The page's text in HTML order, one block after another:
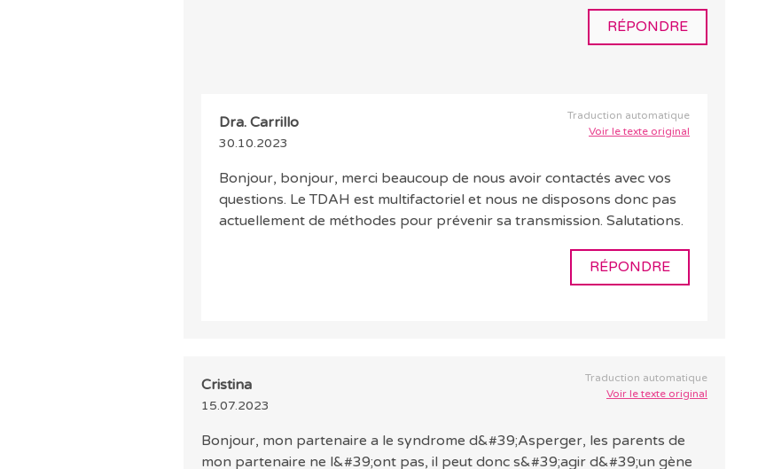
RÉPONDRE
Traduction automatique
Voir le texte original
Dra. Carrillo
30.10.2023
Bonjour, bonjour, merci beaucoup de nous avoir contactés avec vos
questions. Le TDAH est multifactoriel et nous ne disposons donc pas
actuellement de méthodes pour prévenir sa transmission. Salutations.
RÉPONDRE
Traduction automatique
Voir le texte original
Cristina
15.07.2023
Bonjour, mon partenaire a le syndrome d&#39;Asperger, les parents de
mon partenaire ne l&#39;ont pas, il peut donc s&#39;agir d&#39;un gène